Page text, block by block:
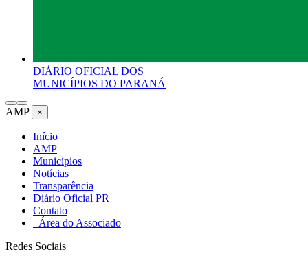
DIÁRIO OFICIAL DOS
MUNICÍPIOS DO PARANÁ
AMP ×
Início
AMP
Municípios
Notícias
Transparência
Diário Oficial PR
Contato
Área do Associado
Redes Sociais